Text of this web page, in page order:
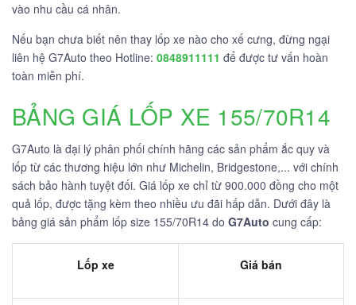
vào nhu cầu cá nhân.
Nếu bạn chưa biết nên thay lốp xe nào cho xế cưng, đừng ngại
liên hệ G7Auto theo Hotline: 0848911111 để được tư vấn hoàn
toàn miễn phí.
BẢNG GIÁ LỐP XE 155/70R14
G7Auto là đại lý phân phối chính hãng các sản phẩm ắc quy và
lốp từ các thương hiệu lớn như Michelin, Bridgestone,... với chính
sách bảo hành tuyệt đối. Giá lốp xe chỉ từ 900.000 đồng cho một
quả lốp, được tặng kèm theo nhiều ưu đãi hấp dẫn. Dưới đây là
bảng giá sản phẩm lốp size 155/70R14 do G7Auto cung cấp:
Lốp xe Giá bán